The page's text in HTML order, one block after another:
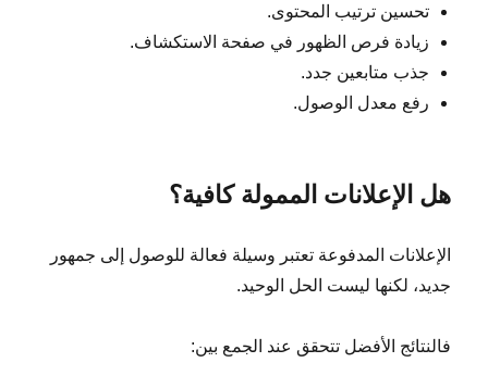
تحسين ترتيب المحتوى.
زيادة فرص الظهور في صفحة الاستكشاف.
جذب متابعين جدد.
رفع معدل الوصول.
هل الإعلانات الممولة كافية؟
الإعلانات المدفوعة تعتبر وسيلة فعالة للوصول إلى جمهور
جديد، لكنها ليست الحل الوحيد.
فالنتائج الأفضل تتحقق عند الجمع بين: